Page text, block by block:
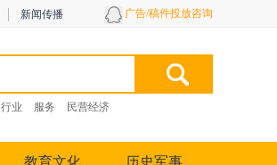
新闻传播 广告/稿件投放咨询
行业 服务 民营经济
教育文化 历史军事